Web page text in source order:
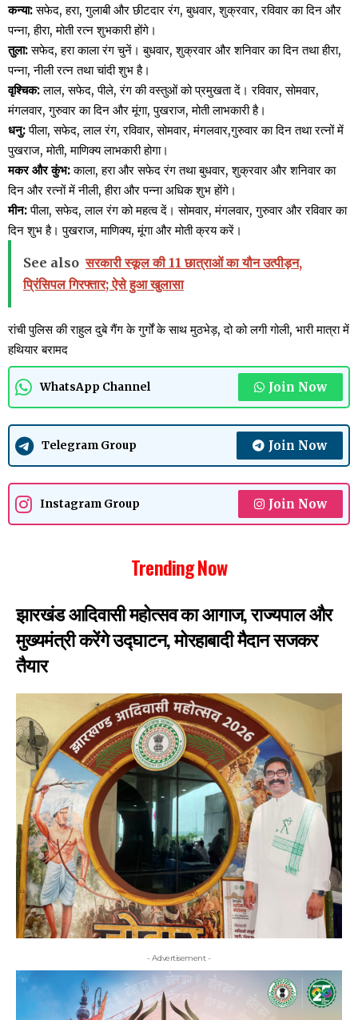
कन्या:सफेद, हरा, गुलाबी और छीटदार रंग, बुधवार, शुक्रवार, रविवार का दिन और
पन्ना, हीरा, मोती रत्न शुभकारी होंगे।
तुला:सफेद, हरा काला रंग चुनें। बुधवार, शुक्रवार और शनिवार का दिन तथा हीरा,
पन्ना, नीली रत्न तथा चांदी शुभ है।
वृश्चिक:लाल, सफेद, पीले, रंग की वस्तुओं को प्रमुखता दें। रविवार, सोमवार,
मंगलवार, गुरुवार का दिन और मूंगा, पुखराज, मोती लाभकारी है।
धनु:पीला, सफेद, लाल रंग, रविवार, सोमवार, मंगलवार,गुरुवार का दिन तथा रत्नों में
पुखराज, मोती, माणिक्य लाभकारी होगा।
मकर और कुंभ:काला, हरा और सफेद रंग तथा बुधवार, शुक्रवार और शनिवार का
दिन और रत्नों में नीली, हीरा और पन्ना अधिक शुभ होंगे।
मीन:पीला, सफेद, लाल रंग को महत्व दें। सोमवार, मंगलवार, गुरुवार और रविवार का
दिन शुभ है। पुखराज, माणिक्य, मूंगा और मोती क्रय करें।
See also सरकारी स्कूल की 11 छात्राओं का यौन उत्पीड़न,
प्रिंसिपल गिरफ्तार; ऐसे हुआ खुलासा
रांची पुलिस की राहुल दुबे गैंग के गुर्गों के साथ मुठभेड़, दो को लगी गोली, भारी मात्रा में
हथियार बरामद
WhatsApp Channel Join Now
Telegram Group Join Now
Instagram Group Join Now
Trending Now
झारखंड आदिवासी महोत्सव का आगाज, राज्यपाल और
मुख्यमंत्री करेंगे उद्घाटन, मोरहाबादी मैदान सजकर
तैयार
- Advertisement -